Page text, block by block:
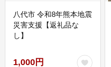
八代市 令和8年熊本地震
災害支援【返礼品な
し】
1,000円